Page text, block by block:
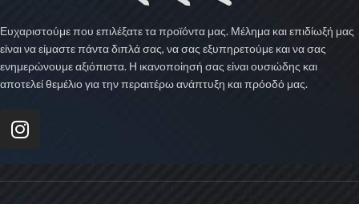
Ευχαριστούμε που επιλέξατε τα προϊόντα μας. Μέλημα και επιδίωξή μας
είναι να είμαστε πάντα διπλά σας, να σας εξυπηρετούμε και να σας
ενημερώνουμε αξιόπιστα. Η ικανοποίησή σας είναι ουσιώδης και
αποτελεί θεμέλιο για την περαιτέρω ανάπτυξη και πρόοδό μας.